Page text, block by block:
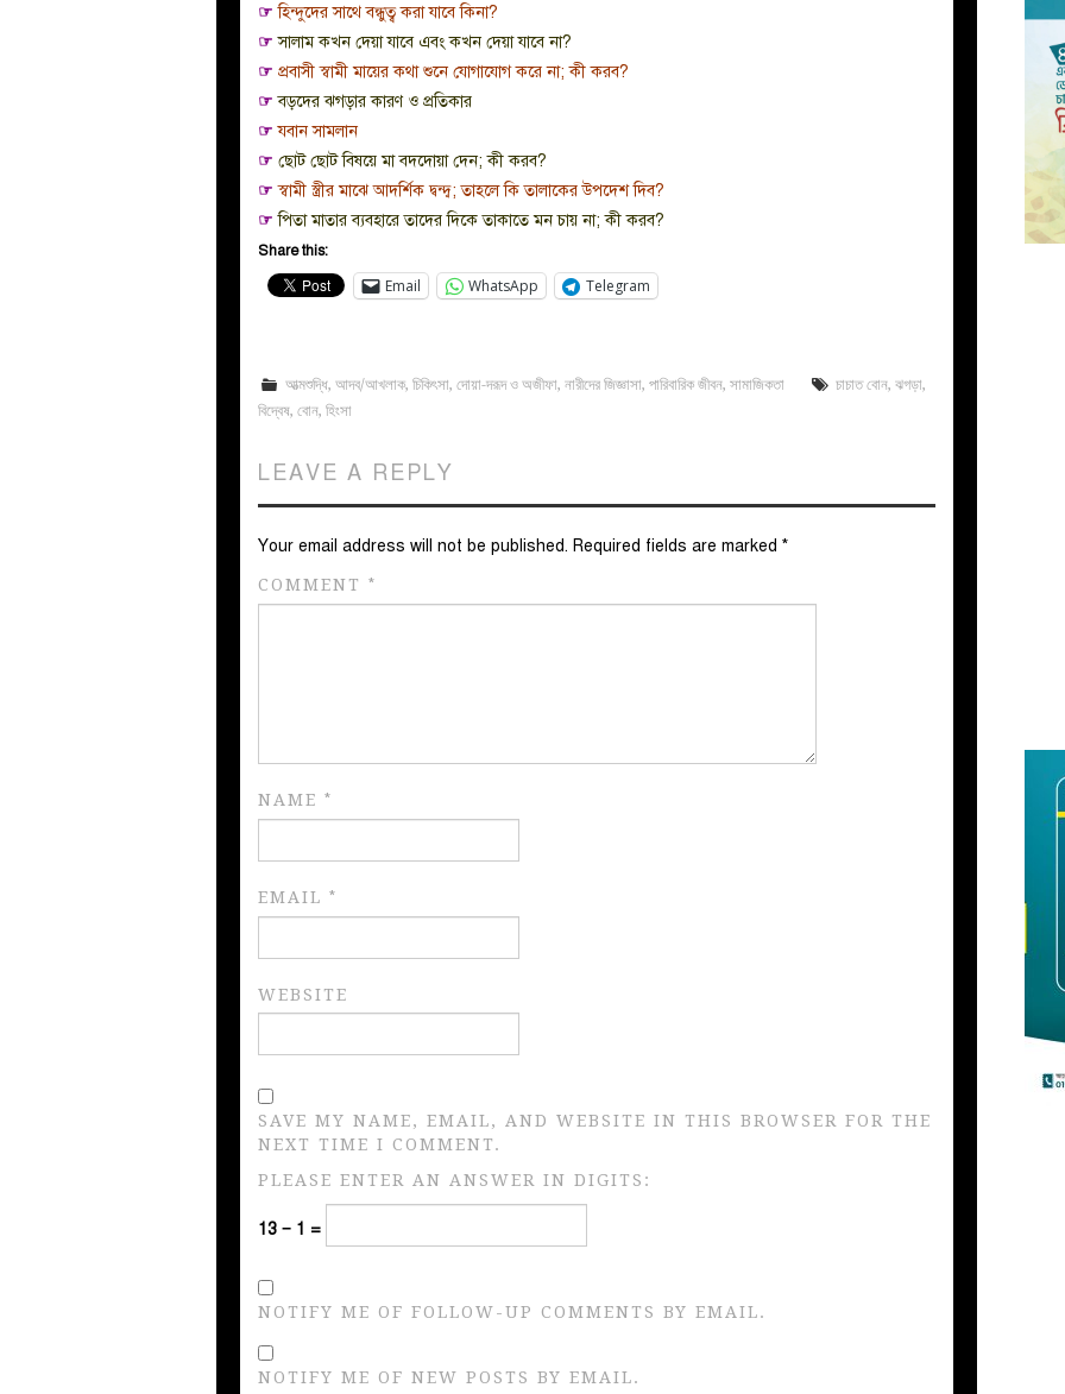
☞ হিন্দুদের সাথে বন্ধুত্ব করা যাবে কিনা?
☞ সালাম কখন দেয়া যাবে এবং কখন দেয়া যাবে না?
☞ প্রবাসী স্বামী মায়ের কথা শুনে যোগাযোগ করে না; কী করব?
☞ বড়দের ঝগড়ার কারণ ও প্রতিকার
☞ যবান সামলান
☞ ছোট ছোট বিষয়ে মা বদদোয়া দেন; কী করব?
☞ স্বামী স্ত্রীর মাঝে আদর্শিক দ্বন্দ্ব; তাহলে কি তালাকের উপদেশ দিব?
☞ পিতা মাতার ব্যবহারে তাদের দিকে তাকাতে মন চায় না; কী করব?
Share this:
Email WhatsApp Telegram
আত্মশুদ্ধি,আদব/আখলাক,চিকিৎসা,দোয়া-দরূদ ও অজীফা,নারীদের জিজ্ঞাসা,পারিবারিক জীবন,সামাজিকতা চাচাত বোন,ঝগড়া,
বিদ্বেষ, বোন, হিংসা
LEAVE A REPLY
Your email address will not be published. Required fields are marked *
COMMENT *
NAME *
EMAIL *
WEBSITE
SAVE MY NAME, EMAIL, AND WEBSITE IN THIS BROWSER FOR THE
NEXT TIME I COMMENT.
PLEASE ENTER AN ANSWER IN DIGITS:
13 − 1 =
NOTIFY ME OF FOLLOW-UP COMMENTS BY EMAIL.
NOTIFY ME OF NEW POSTS BY EMAIL.